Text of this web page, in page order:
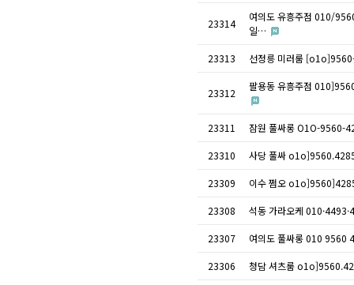
23314
여의도 유흥주점 010/
일…
23313 선정릉 미러룸
23312
팔용동 유흥주점
23311 잠원 풀싸롱 O1O-9560-
23310 사당 풀싸
23309 이수 쩜오
23308 석동 가라오케
23307 여의도 풀싸롱 010 9560
23306 청담 셔츠룸